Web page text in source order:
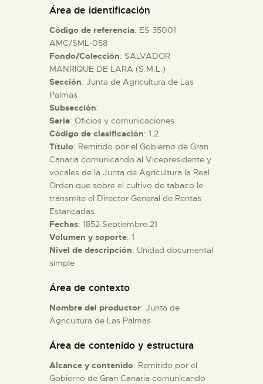
█
EL MUSEO
COLECCIONES
DIDÁCTICA
ESPAÑOL
Área de identificación
Código de referencia: ES 35001
AMC/SML-058
Fondo/Colección: SALVADOR
MANRIQUE DE LARA (S.M.L.)
Sección: Junta de Agricultura de Las
Palmas
Subsección:
Serie: Oficios y comunicaciones
Código de clasificación: 1.2
Título: Remitido por el Gobierno de Gran
Canaria comunicando al Vicepresidente y
vocales de la Junta de Agricultura la Real
Orden que sobre el cultivo de tabaco le
transmite el Director General de Rentas
Estancadas.
Fechas: 1852.Septiembre.21
Volumen y soporte: 1
Nivel de descripción: Unidad documental
simple
Área de contexto
Nombre del productor: Junta de
Agricultura de Las Palmas
Área de contenido y estructura
Alcance y contenido: Remitido por el
Gobierno de Gran Canaria comunicando